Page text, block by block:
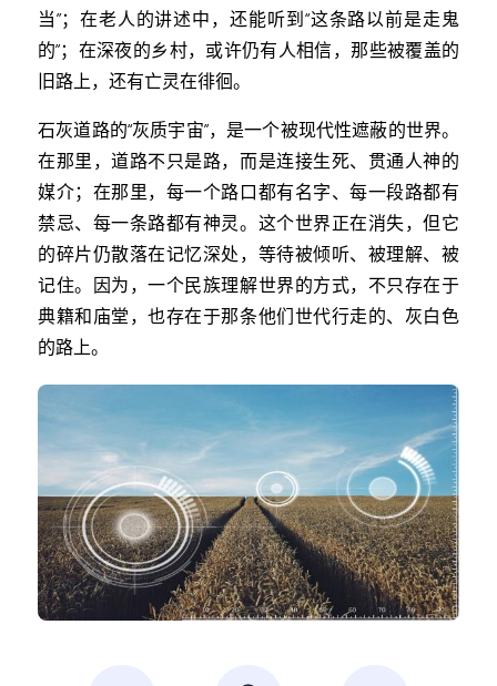
当”；在老人的讲述中，还能听到“这条路以前是走鬼
的”；在深夜的乡村，或许仍有人相信，那些被覆盖的
旧路上，还有亡灵在徘徊。
石灰道路的“灰质宇宙”，是一个被现代性遮蔽的世界。
在那里，道路不只是路，而是连接生死、贯通人神的
媒介；在那里，每一个路口都有名字、每一段路都有
禁忌、每一条路都有神灵。这个世界正在消失，但它
的碎片仍散落在记忆深处，等待被倾听、被理解、被
记住。因为，一个民族理解世界的方式，不只存在于
典籍和庙堂，也存在于那条他们世代行走的、灰白色
的路上。